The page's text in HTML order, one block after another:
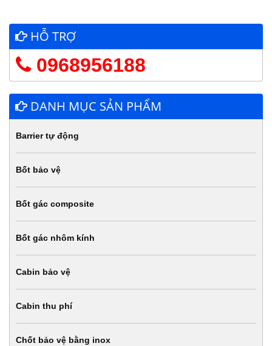
HỖ TRỢ
0968956188
DANH MỤC SẢN PHẨM
Barrier tự động
Bốt bảo vệ
Bốt gác composite
Bốt gác nhôm kính
Cabin bảo vệ
Cabin thu phí
Chốt bảo vệ bằng inox